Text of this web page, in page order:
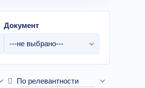
Документ
---не выбрано---
По релевантности